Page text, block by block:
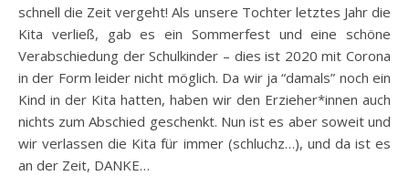
schnell die Zeit vergeht! Als unsere Tochter letztes Jahr die
Kita verließ, gab es ein Sommerfest und eine schöne
Verabschiedung der Schulkinder – dies ist 2020 mit Corona
in der Form leider nicht möglich. Da wir ja “damals” noch ein
Kind in der Kita hatten, haben wir den Erzieher*innen auch
nichts zum Abschied geschenkt. Nun ist es aber soweit und
wir verlassen die Kita für immer (schluchz…), und da ist es
an der Zeit, DANKE…